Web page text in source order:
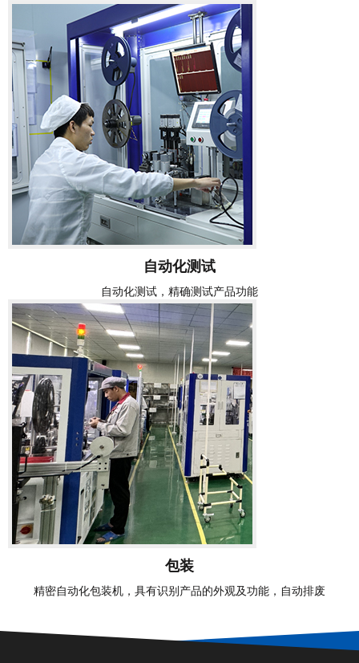
自动化测试
自动化测试，精确测试产品功能
包装
精密自动化包装机，具有识别产品的外观及功能，自动排废